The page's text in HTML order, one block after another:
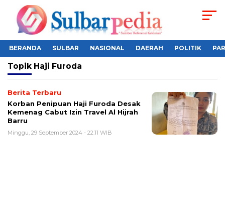
BERANDA SULBAR NASIONAL DAERAH POLITIK
Topik Haji Furoda
Berita Terbaru
Korban Penipuan Haji Furoda Desak
Kemenag Cabut Izin Travel Al Hijrah
Barru
Minggu, 29 September 2024 - 22:11 WIB